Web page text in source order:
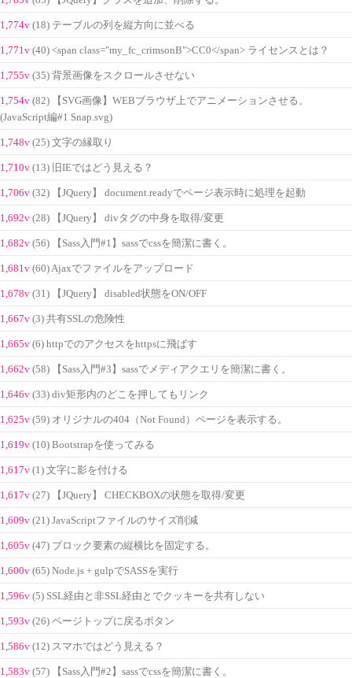
1,774v (18) テーブルの列を縦方向に並べる
1,771v (40) <span class="my_fc_crimsonB">CC0</span> ライセンスとは？
1,755v (35) 背景画像をスクロールさせない
1,754v (82) 【SVG画像】WEBブラウザ上でアニメーションさせる。
(JavaScript編#1 Snap.svg)
1,748v (25) 文字の縁取り
1,710v (13) 旧IEではどう見える？
1,706v (32) 【JQuery】 document.readyでページ表示時に処理を起動
1,692v (28) 【JQuery】 divタグの中身を取得/変更
1,682v (56) 【Sass入門#1】sassでcssを簡潔に書く。
1,681v (60) Ajaxでファイルをアップロード
1,678v (31) 【JQuery】 disabled状態をON/OFF
1,667v (3) 共有SSLの危険性
1,665v (6) httpでのアクセスをhttpsに飛ばす
1,662v (58) 【Sass入門#3】sassでメディアクエリを簡潔に書く。
1,646v (33) div矩形内のどこを押してもリンク
1,625v (59) オリジナルの404（Not Found）ページを表示する。
1,619v (10) Bootstrapを使ってみる
1,617v (1) 文字に影を付ける
1,617v (27) 【JQuery】 CHECKBOXの状態を取得/変更
1,609v (21) JavaScriptファイルのサイズ削減
1,605v (47) ブロック要素の縦横比を固定する。
1,600v (65) Node.js + gulpでSASSを実行
1,596v (5) SSL経由と非SSL経由とでクッキーを共有しない
1,593v (26) ページトップに戻るボタン
1,586v (12) スマホではどう見える？
1,583v (57) 【Sass入門#2】sassでcssを簡潔に書く。